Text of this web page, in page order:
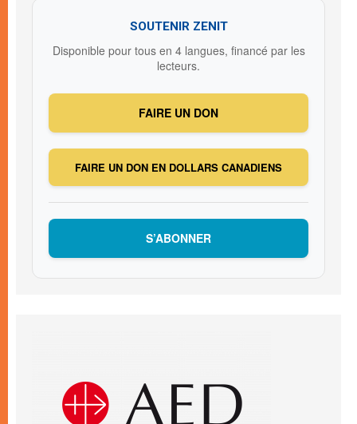
SOUTENIR ZENIT
Disponible pour tous en 4 langues, financé par les
lecteurs.
FAIRE UN DON
FAIRE UN DON EN DOLLARS CANADIENS
S’ABONNER